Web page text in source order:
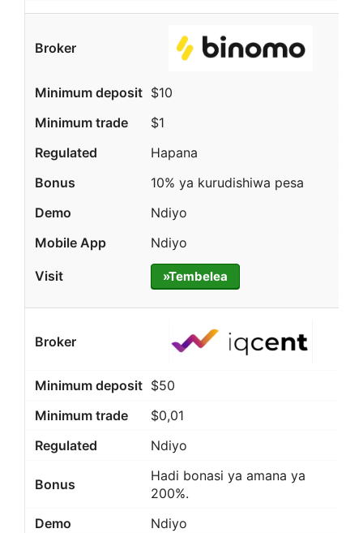
$10
$1
Hapana
10% ya kurudishiwa pesa
Ndiyo
Ndiyo
»Tembelea
$50
$0,01
Ndiyo
Hadi bonasi ya amana ya
200%.
Ndiyo